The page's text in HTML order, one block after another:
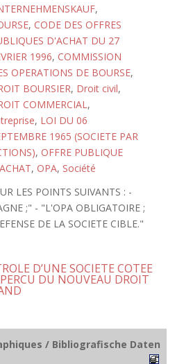
,
, CODE DES OFFRES
D'ACHAT DU 27
1996, COMMISSION
OPERATIONS DE BOURSE,
BOURSIER, Droit civil,
COMMERCIAL,
, LOI DU 06
1965 (SOCIETE PAR
, OFFRE PUBLIQUE
, OPA, Société
LES POINTS SUIVANTS : -
;" - "L'OPA OBLIGATOIRE ;
DE LA SOCIETE CIBLE."
D’UNE SOCIETE COTEE
DU NOUVEAU DROIT
/ Bibliografische Daten